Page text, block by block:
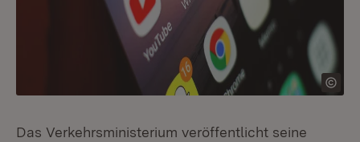
Das Verkehrsministerium veröffentlicht seine